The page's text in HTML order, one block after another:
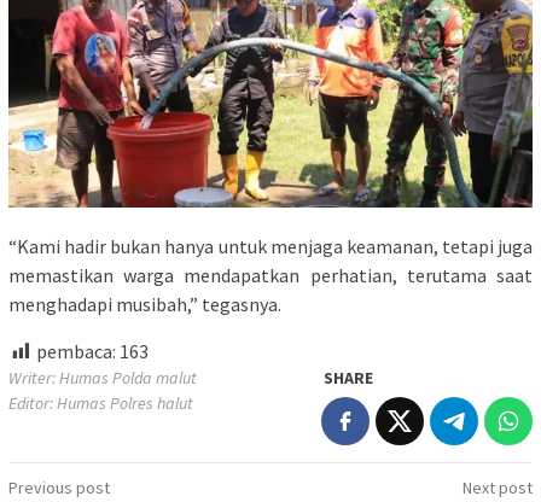
“Kami hadir bukan hanya untuk menjaga keamanan, tetapi juga
memastikan warga mendapatkan perhatian, terutama saat
menghadapi musibah,” tegasnya.
pembaca: 163
Writer: Humas Polda malut
Editor: Humas Polres halut
SHARE
Post
Previous post Next post